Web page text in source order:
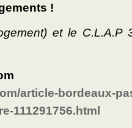
!
et le C.L.A.P
article-bordeaux-
111291756.html